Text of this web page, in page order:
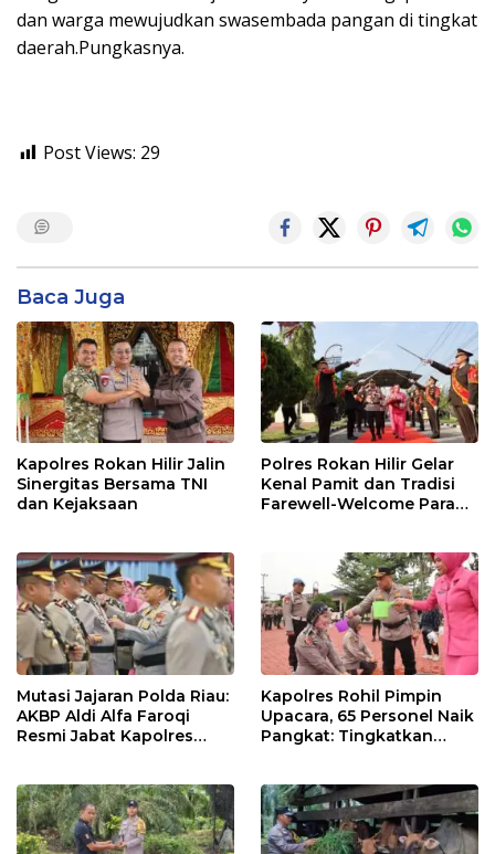
dan warga mewujudkan swasembada pangan di tingkat
daerah.Pungkasnya.
Post Views: 29
Baca Juga
Kapolres Rokan Hilir Jalin
Sinergitas Bersama TNI
dan Kejaksaan
Polres Rokan Hilir Gelar
Kenal Pamit dan Tradisi
Farewell-Welcome Parade
Mutasi Jajaran Polda Riau:
AKBP Aldi Alfa Faroqi
Resmi Jabat Kapolres
Kapolres Rohil Pimpin
Upacara, 65 Personel Naik
Pangkat: Tingkatkan